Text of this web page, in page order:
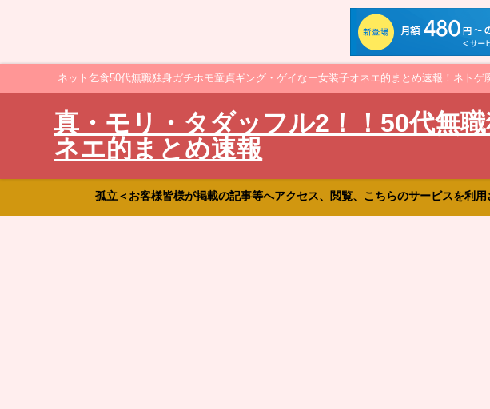
ネット乞食50代無職独身ガチホモ童貞ギング・ゲイなー女装子オネエ的まとめ速報！ネト
真・モリ・タダッフル2！！50代無
ネエ的まとめ速報
孤立＜お客様皆様が掲載の記事等へアクセス、閲覧、こちらのサービスを利